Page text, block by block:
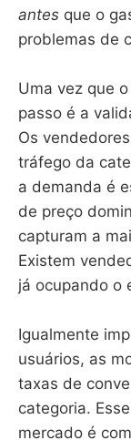
antes que o
problemas de
Uma vez que
passo é a
Os
tráfego da
a demanda é
de preço
capturam a
Existem
já ocupando o
Igualmente
usuários, as
taxas de
categoria.
mercado é